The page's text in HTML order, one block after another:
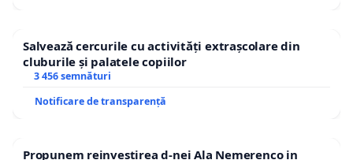
Salvează cercurile cu activități extrașcolare din
cluburile și palatele copiilor
3 456 semnături
Notificare de transparență
Propunem reinvestirea d-nei Ala Nemerenco in